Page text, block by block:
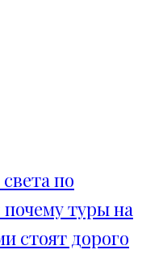
по
почему туры на
стоят дорого